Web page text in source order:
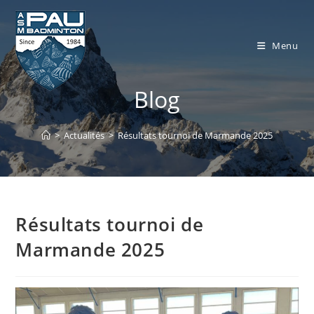
Skip
content
Menu
Blog
> Actualités > Résultats tournoi de Marmande 2025
Résultats tournoi de
Marmande 2025